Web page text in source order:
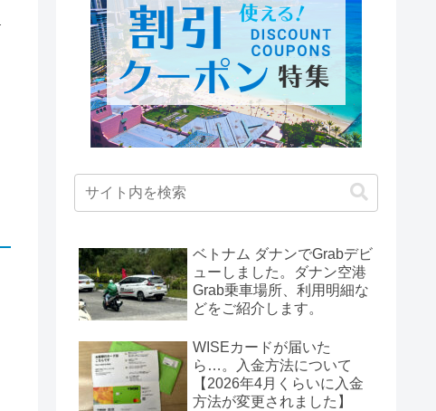
ベトナム ダナンでGrabデビ
ューしました。ダナン空港
Grab乗車場所、利用明細な
どをご紹介します。
WISEカードが届いた
ら…。入金方法について
【2026年4月くらいに入金
方法が変更されました】